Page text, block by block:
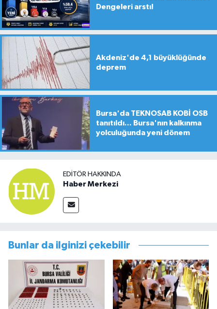
Dengeleri arstı!
Akdeniz'de 4,1 büyüklüğünde
deprem
Bursa'da TEKNOSAB KOBİ OSB
tanıtıldı... Bursa'nın kalkınma
yolculuğunda yeni dönem
EDITÖR HAKKINDA
Haber Merkezi
Bunlar da ilginizi çekebilir